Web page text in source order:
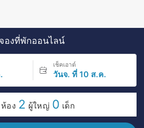
จองที่พักออนไลน์
เช็คเอาต์
วันจ. ที่ 10 ส.ค.
ห้อง 2 ผู้ใหญ่ 0 เด็ก